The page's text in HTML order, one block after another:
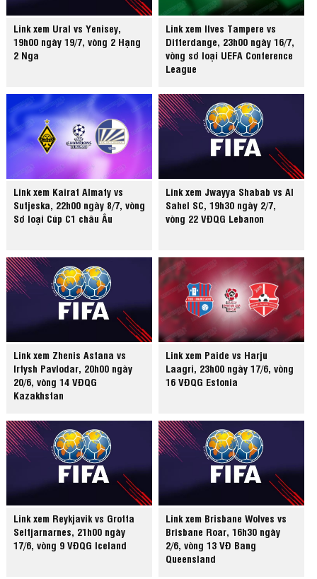
Link xem Ural vs Yenisey,
19h00 ngày 19/7, vòng 2 Hạng
2 Nga
Link xem Ilves Tampere vs
Differdange, 23h00 ngày 16/7,
vòng sơ loại UEFA Conference
League
Link xem Kairat Almaty vs
Sutjeska, 22h00 ngày 8/7, vòng
Sơ loại Cúp C1 châu Âu
Link xem Jwayya Shabab vs Al
Sahel SC, 19h30 ngày 2/7,
vòng 22 VĐQG Lebanon
Link xem Zhenis Astana vs
Irtysh Pavlodar, 20h00 ngày
20/6, vòng 14 VĐQG
Kazakhstan
Link xem Paide vs Harju
Laagri, 23h00 ngày 17/6, vòng
16 VĐQG Estonia
Link xem Reykjavik vs Grotta
Seltjarnarnes, 21h00 ngày
17/6, vòng 9 VĐQG Iceland
Link xem Brisbane Wolves vs
Brisbane Roar, 16h30 ngày
2/6, vòng 13 VĐ Bang
Queensland